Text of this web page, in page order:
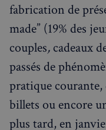
fabrication de
made” (19% des
couples, cadeaux
passés de
pratique
billets ou encore
plus tard, en
connexion des
sans les cookies
Nom
_px3